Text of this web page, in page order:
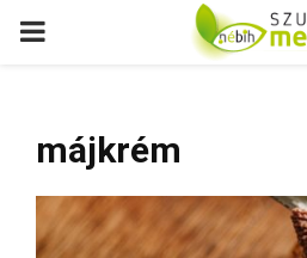
P
májkrém